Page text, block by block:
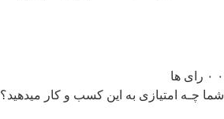
۰ ۰ رای ها
شما چـه امتیازی به این کسب و کار میدهید؟